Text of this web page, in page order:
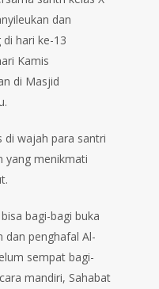
dan
di hari ke-13
Kamis
di Masjid
di wajah para santri
yang menikmati
bagi-bagi buka
dan penghafal Al-
sempat bagi-
mandiri, Sahabat